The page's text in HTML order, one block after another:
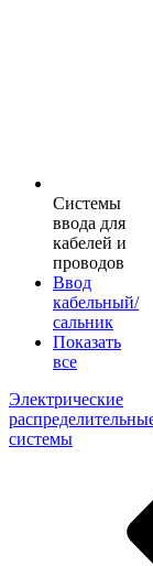
Системы
ввода для
кабелей и
проводов
Ввод
кабельный/
сальник
Показать
все
Электрические
системы